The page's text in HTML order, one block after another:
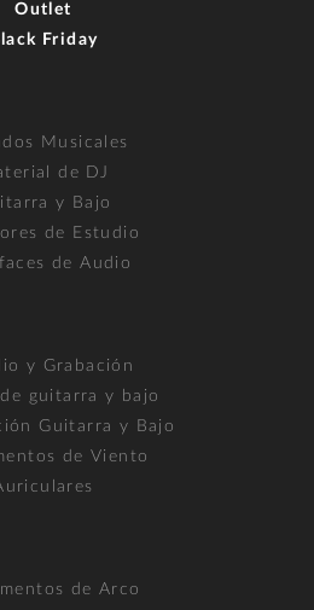
Outlet
Friday
Musicales
de DJ
y Bajo
de Estudio
de Audio
y Grabación
guitarra y bajo
Guitarra y Bajo
de Viento
de Arco